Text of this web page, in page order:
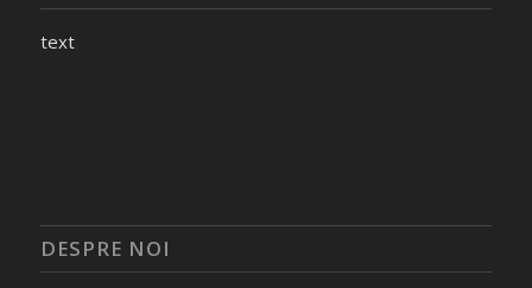
text
DESPRE NOI